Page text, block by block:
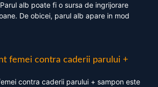
alb poate fi o sursa de ingrijorare
De obicei, parul alb apare in mod
femei contra caderii parului +
contra caderii parului + sampon este